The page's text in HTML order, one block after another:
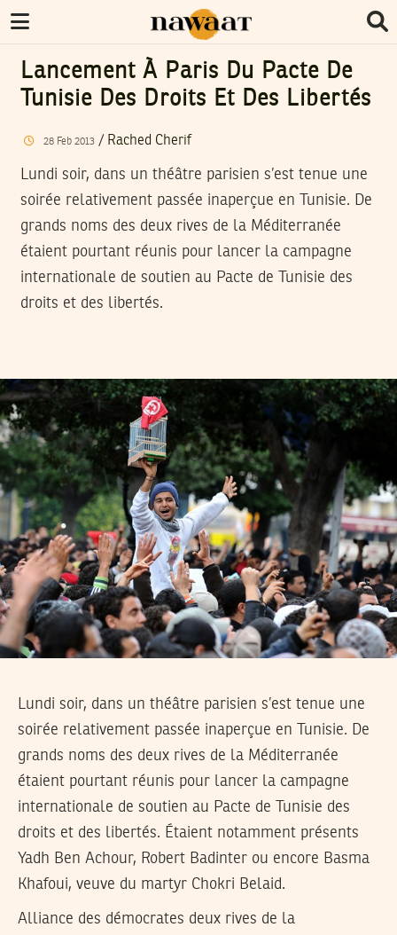
Lancement À Paris Du Pacte De
Tunisie Des Droits Et Des Libertés
28 Feb 2013/ Rached Cherif
Lundi soir, dans un théâtre parisien s’est tenue une
soirée relativement passée inaperçue en Tunisie. De
grands noms des deux rives de la Méditerranée
étaient pourtant réunis pour lancer la campagne
internationale de soutien au Pacte de Tunisie des
droits et des libertés.
Lundi soir, dans un théâtre parisien s’est tenue une
soirée relativement passée inaperçue en Tunisie. De
grands noms des deux rives de la Méditerranée
étaient pourtant réunis pour lancer la campagne
internationale de soutien au Pacte de Tunisie des
droits et des libertés. Étaient notamment présents
Yadh Ben Achour, Robert Badinter ou encore Basma
Khafoui, veuve du martyr Chokri Belaid.
Alliance des démocrates deux rives de la